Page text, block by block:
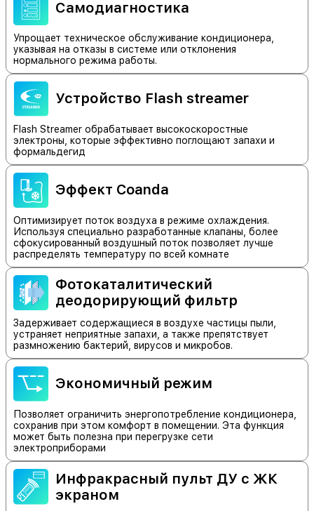
Самодиагностика
Упрощает техническое обслуживание кондиционера,
указывая на отказы в системе или отклонения
нормального режима работы.
Устройство Flash streamer
Flash Streamer обрабатывает высокоскоростные
электроны, которые эффективно поглощают запахи и
формальдегид
Эффект Coanda
Оптимизирует поток воздуха в режиме охлаждения.
Используя специально разработанные клапаны, более
сфокусированный воздушный поток позволяет лучше
распределять температуру по всей комнате
Фотокаталитический
деодорирующий фильтр
Задерживает содержащиеся в воздухе частицы пыли,
устраняет неприятные запахи, а также препятствует
размножению бактерий, вирусов и микробов.
Экономичный режим
Позволяет ограничить энергопотребление кондиционера,
сохранив при этом комфорт в помещении. Эта функция
может быть полезна при перегрузке сети
электроприборами
Инфракрасный пульт ДУ с ЖК
экраном